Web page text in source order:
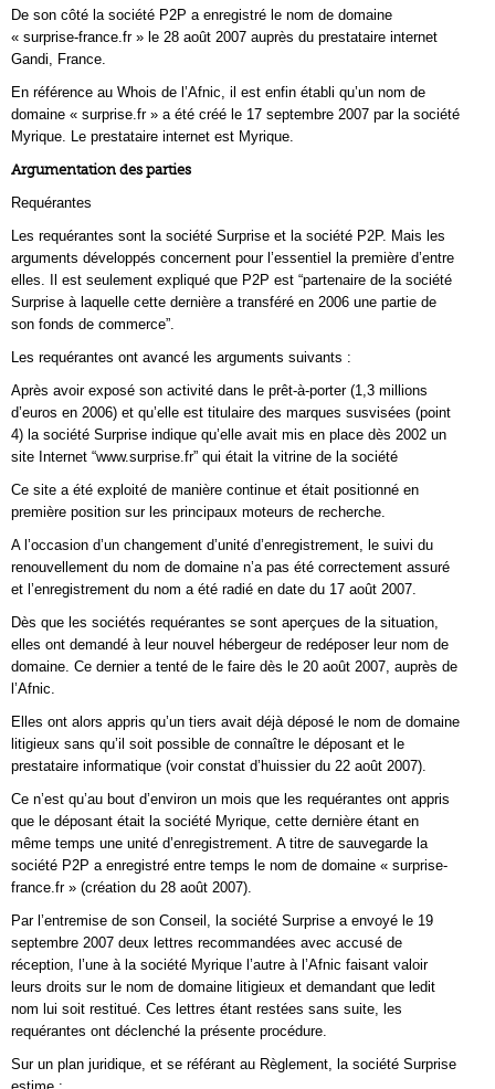
De son côté la société P2P a enregistré le nom de domaine
« surprise-france.fr » le 28 août 2007 auprès du prestataire internet
Gandi, France.
En référence au Whois de l’Afnic, il est enfin établi qu’un nom de
domaine « surprise.fr » a été créé le 17 septembre 2007 par la société
Myrique. Le prestataire internet est Myrique.
Argumentation des parties
Requérantes
Les requérantes sont la société Surprise et la société P2P. Mais les
arguments développés concernent pour l’essentiel la première d’entre
elles. Il est seulement expliqué que P2P est “partenaire de la société
Surprise à laquelle cette dernière a transféré en 2006 une partie de
son fonds de commerce”.
Les requérantes ont avancé les arguments suivants :
Après avoir exposé son activité dans le prêt-à-porter (1,3 millions
d’euros en 2006) et qu’elle est titulaire des marques susvisées (point
4) la société Surprise indique qu’elle avait mis en place dès 2002 un
site Internet “www.surprise.fr” qui était la vitrine de la société
Ce site a été exploité de manière continue et était positionné en
première position sur les principaux moteurs de recherche.
A l’occasion d’un changement d’unité d’enregistrement, le suivi du
renouvellement du nom de domaine n’a pas été correctement assuré
et l’enregistrement du nom a été radié en date du 17 août 2007.
Dès que les sociétés requérantes se sont aperçues de la situation,
elles ont demandé à leur nouvel hébergeur de redéposer leur nom de
domaine. Ce dernier a tenté de le faire dès le 20 août 2007, auprès de
l’Afnic.
Elles ont alors appris qu’un tiers avait déjà déposé le nom de domaine
litigieux sans qu’il soit possible de connaître le déposant et le
prestataire informatique (voir constat d’huissier du 22 août 2007).
Ce n’est qu’au bout d’environ un mois que les requérantes ont appris
que le déposant était la société Myrique, cette dernière étant en
même temps une unité d’enregistrement. A titre de sauvegarde la
société P2P a enregistré entre temps le nom de domaine « surprise-
france.fr » (création du 28 août 2007).
Par l’entremise de son Conseil, la société Surprise a envoyé le 19
septembre 2007 deux lettres recommandées avec accusé de
réception, l’une à la société Myrique l’autre à l’Afnic faisant valoir
leurs droits sur le nom de domaine litigieux et demandant que ledit
nom lui soit restitué. Ces lettres étant restées sans suite, les
requérantes ont déclenché la présente procédure.
Sur un plan juridique, et se référant au Règlement, la société Surprise